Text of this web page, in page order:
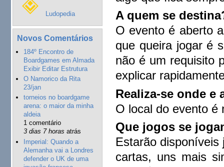
Ludopedia
Novos Comentários
184º Encontro de
Boardgames em Almada
Exibir Editar Estrutura
O Namorico da Rita
23/jan
torneios no boardgame
arena: o maior da minha
aldeia
1 comentário
3 dias 7 horas atrás
Imperial: Quando a
Alemanha vai a Londres
defender o UK de uma
A quem se
O evento é aberto
que queira jogar é
não é um requisito
explicar
Realiza-se onde e
O local do evento é
Que jogos se
Estarão
cartas, uns mais